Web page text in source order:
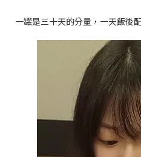
一罐是三十天的分量，一天飯後